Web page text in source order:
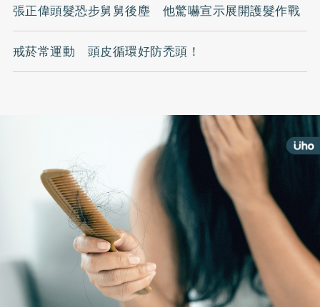
張正偉頭髮恐步舅舅後塵 他驚嚇宣示展開護髮作戰
戒菸常運動 頭皮循環好防禿頭！